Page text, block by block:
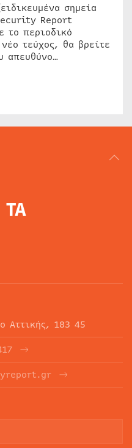
σημεία
Report
το περιοδικό
τεύχος, θα βρείτε
απευθύνο…
Αττικής, 183 45